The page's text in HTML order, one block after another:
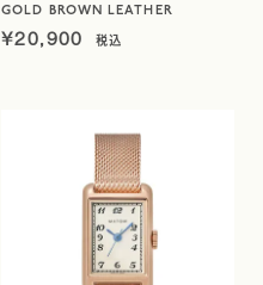
GOLD BROWN LEATHER
¥20,900